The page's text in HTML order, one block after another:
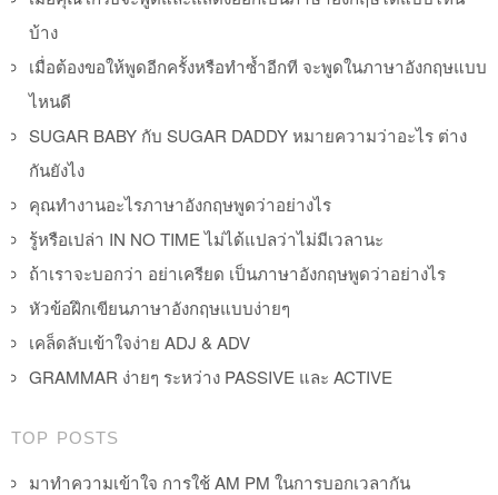
บ้าง
เมื่อต้องขอให้พูดอีกครั้งหรือทำซ้ำอีกที จะพูดในภาษาอังกฤษแบบ
ไหนดี
SUGAR BABY กับ SUGAR DADDY หมายความว่าอะไร ต่าง
กันยังไง
คุณทำงานอะไรภาษาอังกฤษพูดว่าอย่างไร
รู้หรือเปล่า IN NO TIME ไม่ได้แปลว่าไม่มีเวลานะ
ถ้าเราจะบอกว่า อย่าเครียด เป็นภาษาอังกฤษพูดว่าอย่างไร
หัวข้อฝึกเขียนภาษาอังกฤษแบบง่ายๆ
เคล็ดลับเข้าใจง่าย ADJ & ADV
GRAMMAR ง่ายๆ ระหว่าง PASSIVE และ ACTIVE
TOP POSTS
มาทำความเข้าใจ การใช้ AM PM ในการบอกเวลากัน